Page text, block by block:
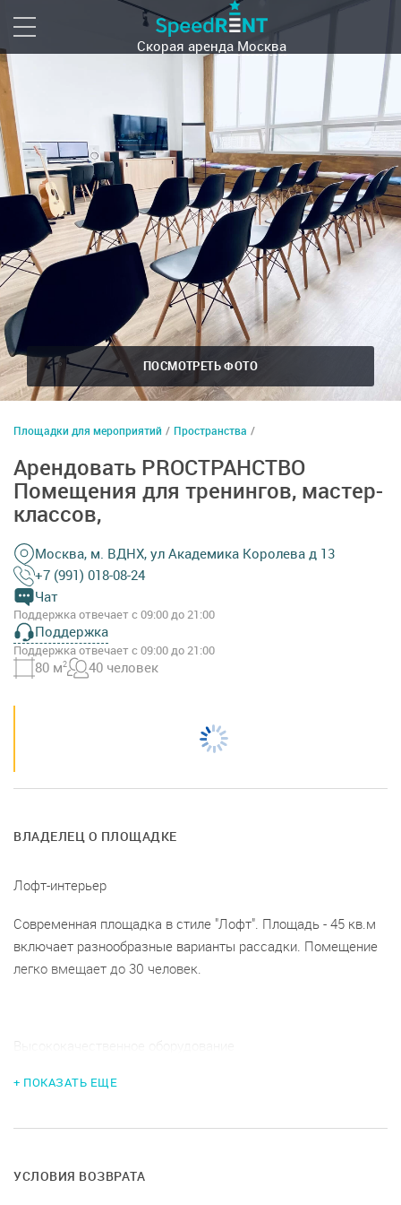
Скорая аренда Москва
ПОСМОТРЕТЬ ФОТО
Площадки для мероприятий / Пространства /
Арендовать PROСТРАНСТВО
Помещения для тренингов, мастер-
классов,
Москва, м. ВДНХ, ул Академика Королева д 13
+7 (991) 018-08-24
Чат
Поддержка отвечает с 09:00 до 21:00
Поддержка
Поддержка отвечает с 09:00 до 21:00
80 м2 40 человек
ВЛАДЕЛЕЦ О ПЛОЩАДКЕ
Лофт-интерьер
Современная площадка в стиле "Лофт". Площадь - 45 кв.м
включает разнообразные варианты рассадки. Помещение
легко вмещает до 30 человек.
Высококачественное оборудование
65 дюймовый экран с аудиосистемой HiEnd класса,
Все включено
+ ПОКАЗАТЬ ЕЩЕ
УСЛОВИЯ ВОЗВРАТА